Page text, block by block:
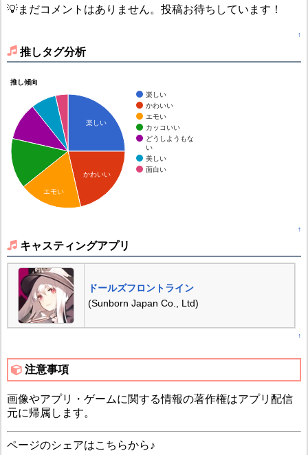
💡まだコメントはありません。投稿お待ちしています！
↑
推しタグ分析
推し傾向
楽しい
かわいい
エモい
カッコいい
どうしようもな
い
美しい
面白い
楽しい
かわいい
エモい
↑
キャスティングアプリ
ドールズフロントライン
(Sunborn Japan Co., Ltd)
↑
注意事項
画像やアプリ・ゲームに関する情報の著作権はアプリ配信
元に帰属します。
ページのシェアはこちらから♪